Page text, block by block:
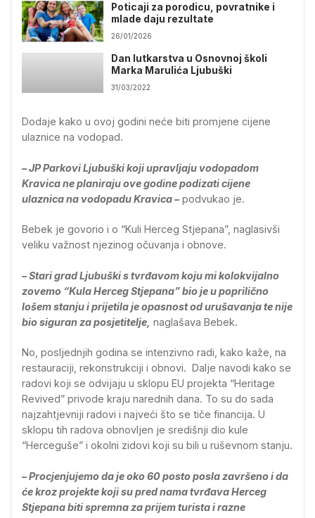
Poticaji za porodicu, povratnike i
mlade daju rezultate
26/01/2026
Dan lutkarstva u Osnovnoj školi
Marka Marulića Ljubuški
31/03/2022
Dodaje kako u ovoj godini neće biti promjene cijene
ulaznice na vodopad.
– JP Parkovi Ljubuški koji upravljaju vodopadom
Kravica ne planiraju ove godine podizati cijene
ulaznica na vodopadu Kravica –podvukao je.
Bebek je govorio i o “Kuli Herceg Stjepana”, naglasivši
veliku važnost njezinog očuvanja i obnove.
– Stari grad Ljubuški s tvrđavom koju mi kolokvijalno
zovemo “Kula Herceg Stjepana” bio je u poprilično
lošem stanju i prijetila je opasnost od urušavanja te nije
bio siguran za posjetitelje, naglašava Bebek.
No, posljednjih godina se intenzivno radi, kako kaže, na
restauraciji, rekonstrukciji i obnovi. Dalje navodi kako se
radovi koji se odvijaju u sklopu EU projekta “Heritage
Revived” privode kraju narednih dana. To su do sada
najzahtjevniji radovi i najveći što se tiče financija. U
sklopu tih radova obnovljen je središnji dio kule
“Herceguše” i okolni zidovi koji su bili u ruševnom stanju.
– Procjenjujemo da je oko 60 posto posla završeno i da
će kroz projekte koji su pred nama tvrđava Herceg
Stjepana biti spremna za prijem turista i razne